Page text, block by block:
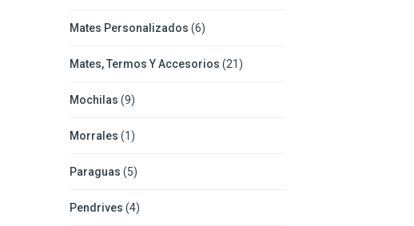
Mates Personalizados (6)
Mates, Termos Y Accesorios (21)
Mochilas (9)
Morrales (1)
Paraguas (5)
Pendrives (4)